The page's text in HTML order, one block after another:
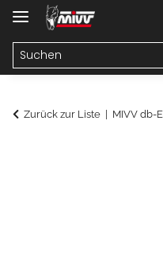
Zurück zur Liste MIVV db-